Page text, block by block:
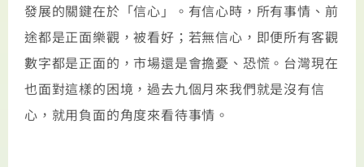
發展的關鍵在於「信心」。有信心時，所有事情、前
途都是正面樂觀，被看好；若無信心，即便所有客觀
數字都是正面的，市場還是會擔憂、恐慌。台灣現在
也面對這樣的困境，過去九個月來我們就是沒有信
心，就用負面的角度來看待事情。